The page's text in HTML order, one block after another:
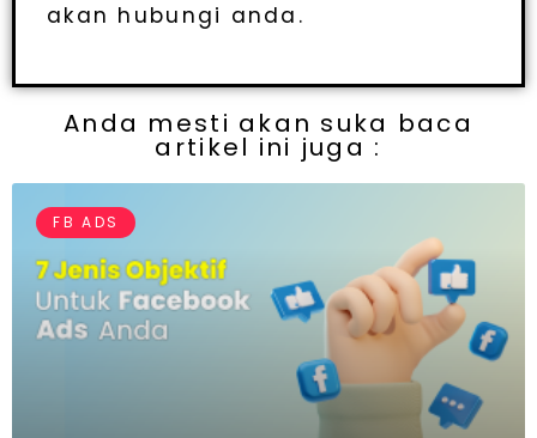
akan hubungi anda.
Anda mesti akan suka baca
artikel ini juga :
FB ADS